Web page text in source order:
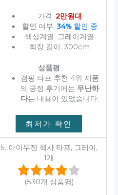
가격: 2만원대
할인 여부: 34%할인 중
색상계열: 그레이계열
최장 길이: 300cm
상품평
캠핑 타프 추천 4위 제품
의 긍정 후기에는 무난하
다는 내용이 있었습니다.
최저가 확인
5. 아이두젠 헥사 타프, 그레이,
1개
(530개 상품평)